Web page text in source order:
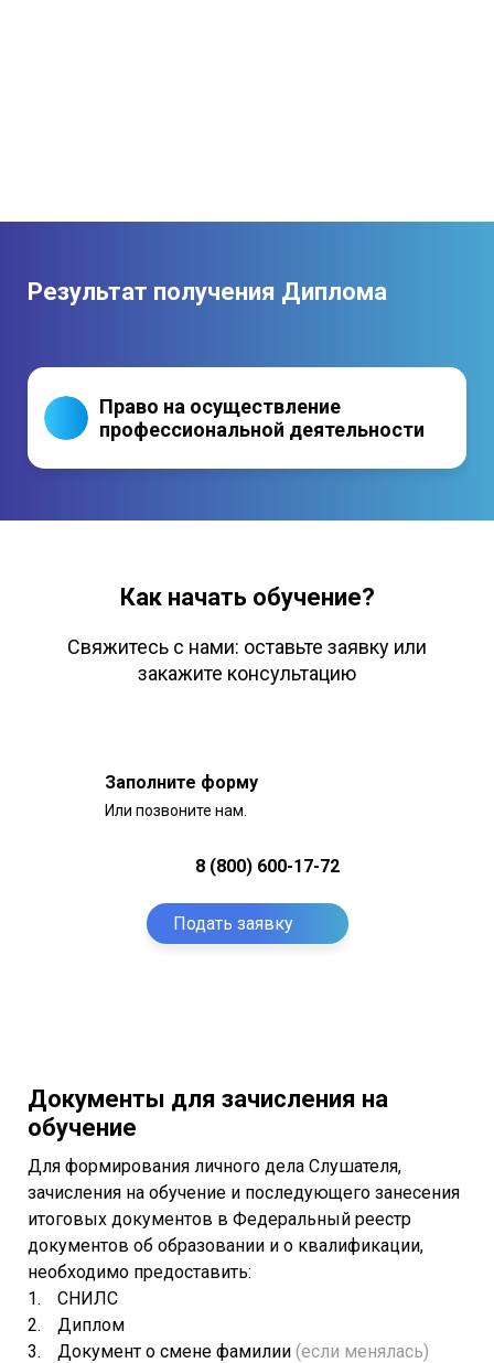
Результат получения Диплома
Право на осуществление
профессиональной деятельности
Как начать обучение?
Свяжитесь с нами: оставьте заявку или
закажите консультацию
Заполните форму
Или позвоните нам.
8 (800) 600-17-72
Подать заявку
Документы для зачисления на
обучение
Для формирования личного дела Слушателя,
зачисления на обучение и последующего занесения
итоговых документов в Федеральный реестр
документов об образовании и о квалификации,
необходимо предоставить:
СНИЛС
Диплом
Документ о смене фамилии (если менялась)